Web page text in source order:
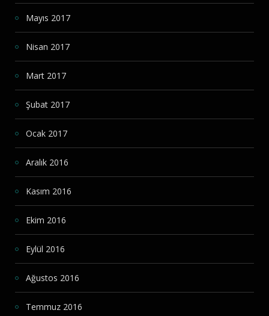
Mayıs 2017
Nisan 2017
Mart 2017
Şubat 2017
Ocak 2017
Aralık 2016
Kasım 2016
Ekim 2016
Eylül 2016
Ağustos 2016
Temmuz 2016